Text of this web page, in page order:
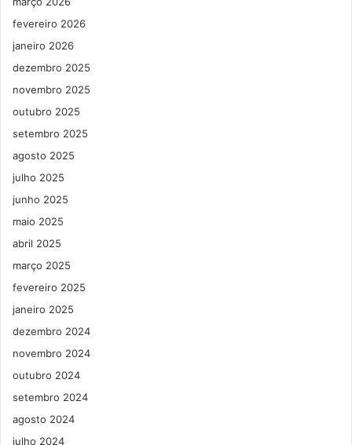
fevereiro 2026
janeiro 2026
dezembro 2025
novembro 2025
outubro 2025
setembro 2025
agosto 2025
julho 2025
junho 2025
maio 2025
abril 2025
março 2025
fevereiro 2025
janeiro 2025
dezembro 2024
novembro 2024
outubro 2024
setembro 2024
agosto 2024
julho 2024